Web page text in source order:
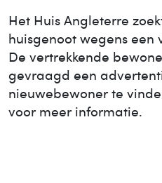
Het HuisAngleterre
huisgenoot wegens een
De vertrekkende
gevraagd een
nieuwebewoner te
voor meer informatie.